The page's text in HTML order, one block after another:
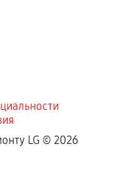
LG © 2026